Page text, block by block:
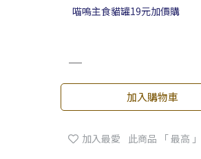
喵嗚主食貓罐19元加價購
加入購物車
加入最愛 此商品 「 最高